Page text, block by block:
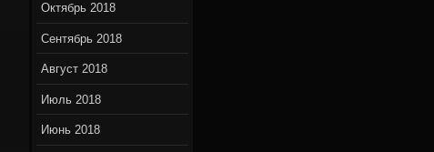
Октябрь 2018
Сентябрь 2018
Август 2018
Июль 2018
Июнь 2018